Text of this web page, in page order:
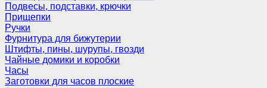
Подвесы, подставки, крючки
Прищепки
Ручки
Фурнитура для бижутерии
Штифты, пины, шурупы, гвозди
Чайные домики и коробки
Часы
Заготовки для часов плоские